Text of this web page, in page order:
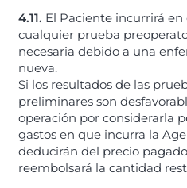
4.11. El Paciente incurrirá
cualquier prueba
necesaria debido a una
nueva.
Si los resultados de las
preliminares son
operación por considerarla
gastos en que incurra la
deducirán del precio
reembolsará la cantidad